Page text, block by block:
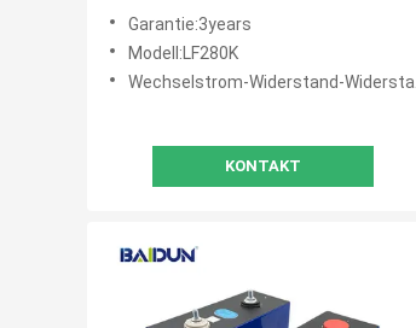
Cyccles
Garantie:3years
Modell:LF280K
Wechselstrom-Widerstand-Widerstand:≤0.25mΩ
KONTAKT